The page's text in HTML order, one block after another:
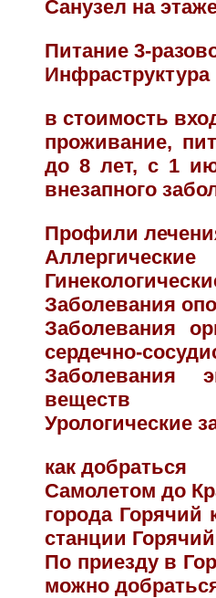
Санузел на
Питание 3-
в стоимость
проживание,
до 8 лет, с 1
внезапного
Профили
Заболевания
Заболевания
сердечно-
Заболевания
веществ
Урологические
как добраться
Самолетом до
города Горячий
станции
По приезду в
можно